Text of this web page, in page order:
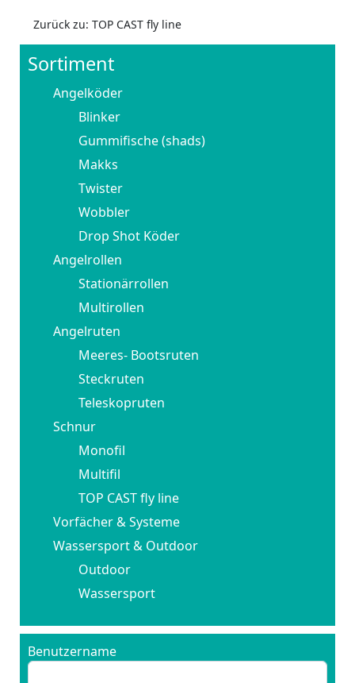
Zurück zu: TOP CAST fly line
Sortiment
Angelköder
Blinker
Gummifische (shads)
Makks
Twister
Wobbler
Drop Shot Köder
Angelrollen
Stationärrollen
Multirollen
Angelruten
Meeres- Bootsruten
Steckruten
Teleskopruten
Schnur
Monofil
Multifil
TOP CAST fly line
Vorfächer & Systeme
Wassersport & Outdoor
Outdoor
Wassersport
Benutzername